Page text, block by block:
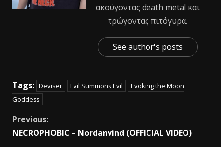
ακούγοντας death metal και
τρώγοντας πιτόγυρα.
See author's posts
Tags: Deviser Evil Summons Evil
Evoking the Μoon
Goddess
Previous:
NECROPHOBIC – Nordanvind (OFFICIAL VIDEO)